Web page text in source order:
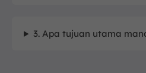
3. Apa tujuan utama